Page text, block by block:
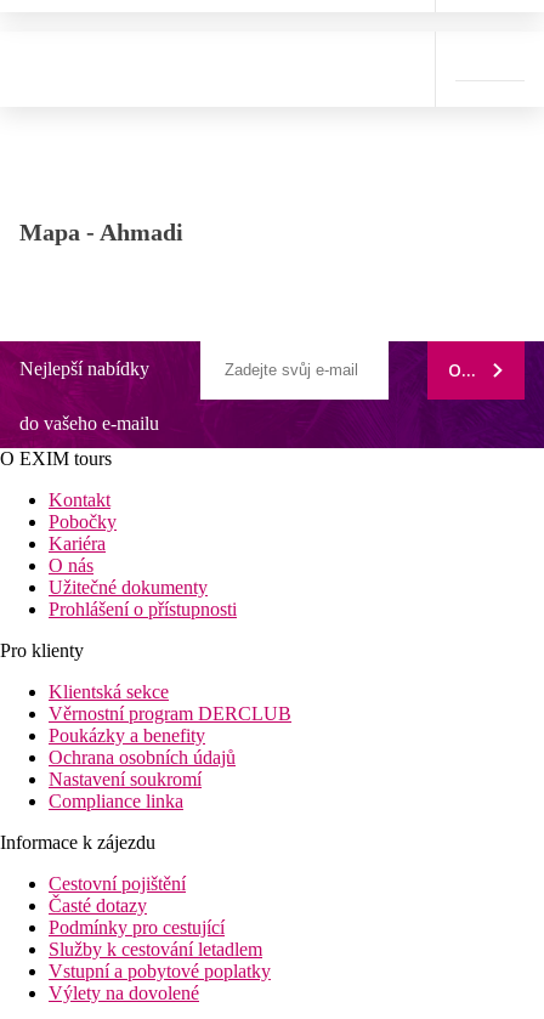
Mapa - Ahmadi
Nejlepší nabídky
do vašeho e-mailu
ODEBÍRAT
O EXIM tours
Kontakt
Pobočky
Kariéra
O nás
Užitečné dokumenty
Prohlášení o přístupnosti
Pro klienty
Klientská sekce
Věrnostní program DERCLUB
Poukázky a benefity
Ochrana osobních údajů
Nastavení soukromí
Compliance linka
Informace k zájezdu
Cestovní pojištění
Časté dotazy
Podmínky pro cestující
Služby k cestování letadlem
Vstupní a pobytové poplatky
Výlety na dovolené